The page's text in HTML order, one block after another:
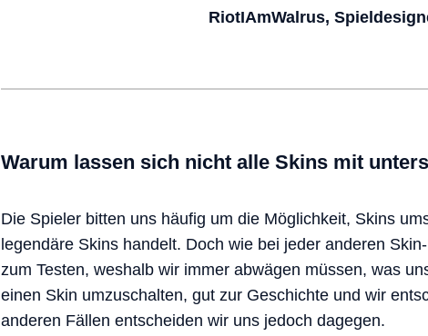
RiotIAmWalrus,
Warum lassen sich nicht alle Skins mit
Die Spieler bitten uns häufig um die Möglichkeit, Skins
legendäre Skins handelt. Doch wie bei jeder anderen
zum Testen, weshalb wir immer abwägen müssen, was
einen Skin umzuschalten, gut zur Geschichte und wir
anderen Fällen entscheiden wir uns jedoch dagegen.